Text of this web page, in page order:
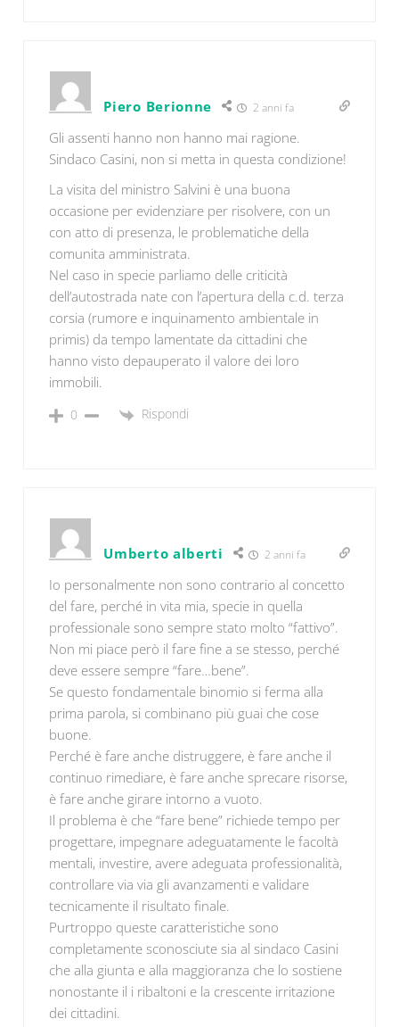
Piero Berionne 2 anni fa
Gli assenti hanno non hanno mai ragione.
Sindaco Casini, non si metta in questa condizione!
La visita del ministro Salvini è una buona
occasione per evidenziare per risolvere, con un
con atto di presenza, le problematiche della
comunita amministrata.
Nel caso in specie parliamo delle criticità
dell’autostrada nate con l’apertura della c.d. terza
corsia (rumore e inquinamento ambientale in
primis) da tempo lamentate da cittadini che
hanno visto depauperato il valore dei loro
immobili.
0 Rispondi
Umberto alberti 2 anni fa
Io personalmente non sono contrario al concetto
del fare, perché in vita mia, specie in quella
professionale sono sempre stato molto “fattivo”.
Non mi piace però il fare fine a se stesso, perché
deve essere sempre “fare…bene”.
Se questo fondamentale binomio si ferma alla
prima parola, si combinano più guai che cose
buone.
Perché è fare anche distruggere, è fare anche il
continuo rimediare, è fare anche sprecare risorse,
è fare anche girare intorno a vuoto.
Il problema è che “fare bene” richiede tempo per
progettare, impegnare adeguatamente le facoltà
mentali, investire, avere adeguata professionalità,
controllare via via gli avanzamenti e validare
tecnicamente il risultato finale.
Purtroppo queste caratteristiche sono
completamente sconosciute sia al sindaco Casini
che alla giunta e alla maggioranza che lo sostiene
nonostante il i ribaltoni e la crescente irritazione
dei cittadini.